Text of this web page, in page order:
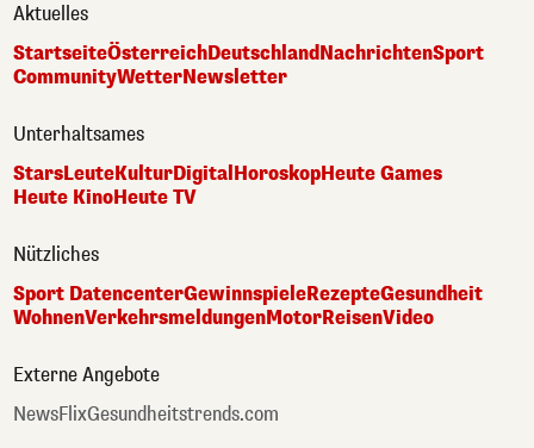
Aktuelles
StartseiteÖsterreichDeutschlandNachrichtenSport
CommunityWetterNewsletter
Unterhaltsames
StarsLeuteKulturDigital HoroskopHeute Games
Heute KinoHeute TV
Nützliches
Sport DatencenterGewinnspieleRezepteGesundheit
WohnenVerkehrsmeldungenMotorReisenVideo
Externe Angebote
NewsFlixGesundheitstrends.com